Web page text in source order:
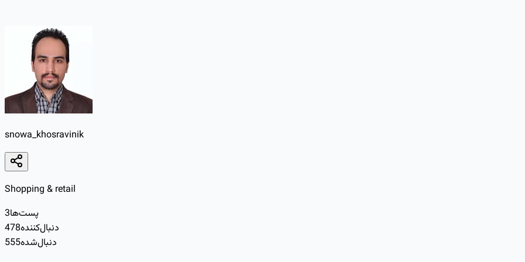
snowa_khosravinik
Shopping & retail
3پست‌ها
478دنبال‌کننده
555دنبال‌شده